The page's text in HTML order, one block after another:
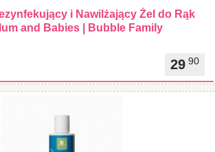
i Nawilżający Żel do Rąk
and Babies | Bubble Family
29 90